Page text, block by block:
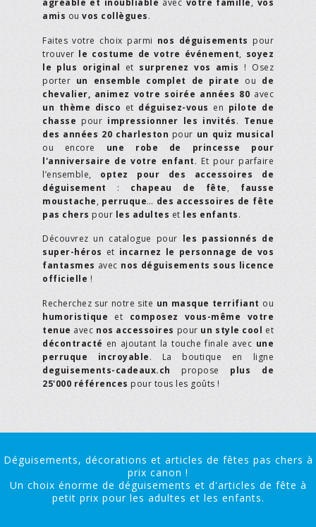
agréable et inoubliable avec votre famille, vos
amis ou vos collègues.
Faites votre choix parmi nos déguisements pour
trouver le costume de votre événement, soyez
le plus original et surprenez vos amis ! Osez
porter un ensemble complet de pirate ou de
chevalier, animez votre soirée années 80 avec
un thème disco et déguisez-vous en pilote de
chasse pour impressionner les invités. Tenue
des années 20 charleston pour un quiz musical
ou encore une robe de princesse pour
l'anniversaire de votre enfant. Et pour parfaire
l’ensemble, optez pour des accessoires de
déguisement : chapeau de fête, fausse
moustache, perruque… des accessoires de fête
pas chers pour les adultes et les enfants.
Découvrez un catalogue pour les passionnés de
super-héros et incarnez le personnage de vos
fantasmes avec nos déguisements sous licence
officielle !
Recherchez sur notre site un masque terrifiant ou
humoristique et composez vous-même votre
tenue avec nos accessoires pour un style cool et
décontracté en ajoutant la touche finale avec une
perruque incroyable. La boutique en ligne
deguisements-cadeaux.ch propose plus de
25'000 références pour tous les goûts !
Déguisements, décorations et articles de fêtes pas chers à
prix canon !
Un choix énorme de déguisements et d'articles de fête à
petit prix pour les adultes et les enfants.